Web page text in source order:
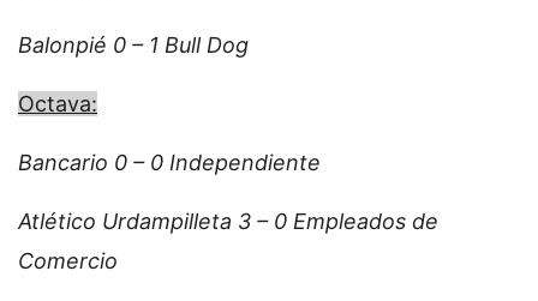
Balonpié 0 – 1 Bull Dog
Octava:
Bancario 0 – 0 Independiente
Atlético Urdampilleta 3 – 0 Empleados de
Comercio